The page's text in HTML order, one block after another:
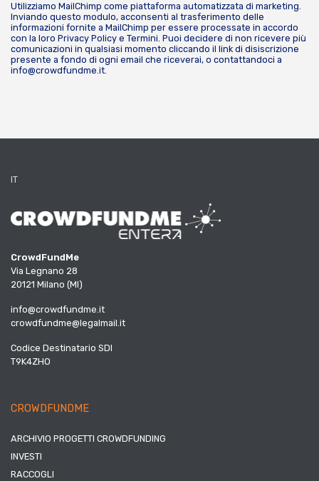
Utilizziamo MailChimp come piattaforma automatizzata di marketing.
Inviando questo modulo, acconsenti al trasferimento delle
informazioni fornite a MailChimp per essere processate in accordo
con la loro Privacy Policy e Termini. Puoi decidere di non ricevere più
comunicazioni in qualsiasi momento cliccando il link di disiscrizione
presente a fondo di ogni email che riceverai, o contattandoci a
info@crowdfundme.it.
IT
CrowdFundMe
Via Legnano 28
20121 Milano (MI)
info@crowdfundme.it
crowdfundme@legalmail.it
Codice Destinatario SDI
T9K4ZHO
CROWDFUNDME
ARCHIVIO PROGETTI CROWDFUNDING
INVESTI
RACCOGLI